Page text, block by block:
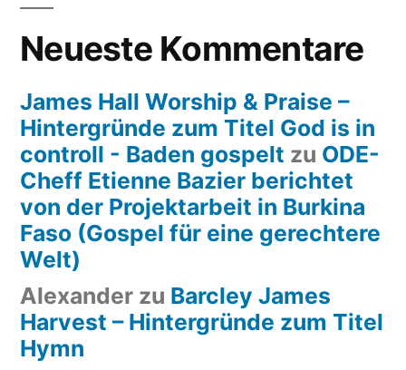
Neueste Kommentare
James Hall Worship & Praise –
Hintergründe zum Titel God is in
controll - Baden gospelt zu ODE-
Cheff Etienne Bazier berichtet
von der Projektarbeit in Burkina
Faso (Gospel für eine gerechtere
Welt)
Alexander zu Barcley James
Harvest – Hintergründe zum Titel
Hymn